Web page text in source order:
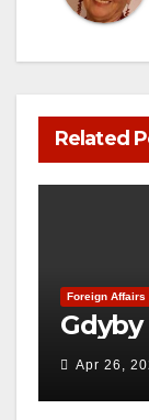
Related
Foreign Affairs
Apr 26,